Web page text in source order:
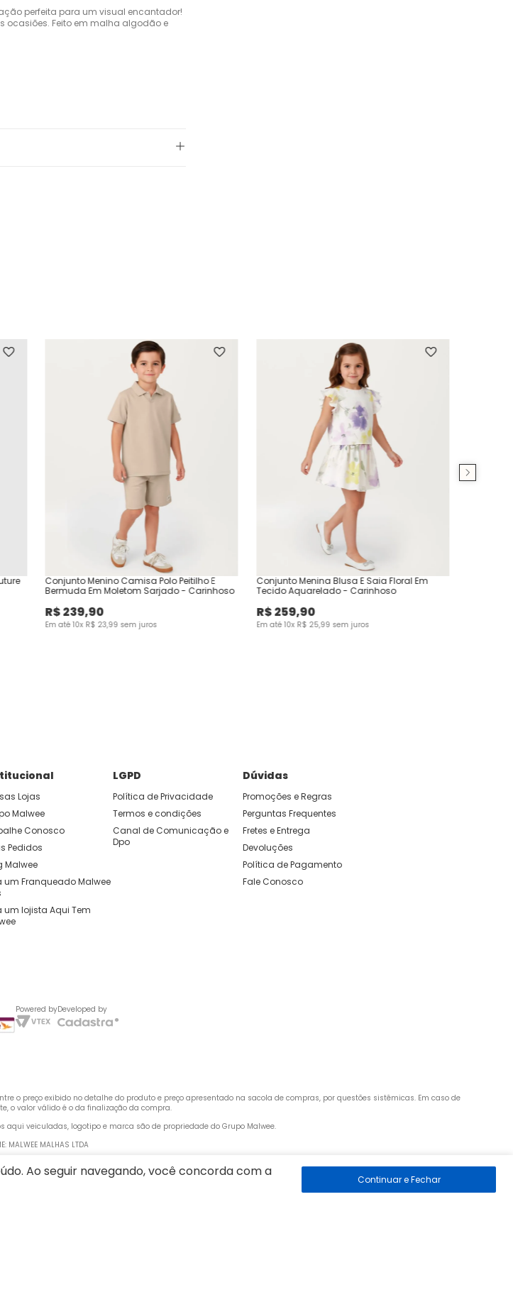
perfeita para um visual encantador!
ocasiões. Feito em malha algodão e
Conjunto Menino Camisa Polo Peitilho E
Bermuda Em Moletom Sarjado - Carinhoso
R$239,90
Em até10x R$ 23,99 sem juros
Conjunto Menina Blusa E Saia Floral Em
Tecido Aquarelado - Carinhoso
R$259,90
Em até10x R$ 25,99 sem juros
Lojas
Malwee
Conosco
Pedidos
Malwee
um Franqueado Malwee
um lojista Aqui Tem
LGPD
Política de Privacidade
Termos e condições
Canal de Comunicação e
Dpo
Dúvidas
Promoções e Regras
Perguntas Frequentes
Fretes e Entrega
Devoluções
Política de Pagamento
Fale Conosco
Powered byDeveloped by
o preço exibido no detalhe do produto e preço apresentado na sacola de compras, por questões sistêmicas. Em caso de
o valor válido é o da finalização da compra.
aqui veiculadas, logotipo e marca são de propriedade do Grupo Malwee.
MALWEE MALHAS LTDA
900 - Barra do Rio Cerro, Jaraguá do Sul - SC, 89260-500
Ao seguir navegando, você concorda com a